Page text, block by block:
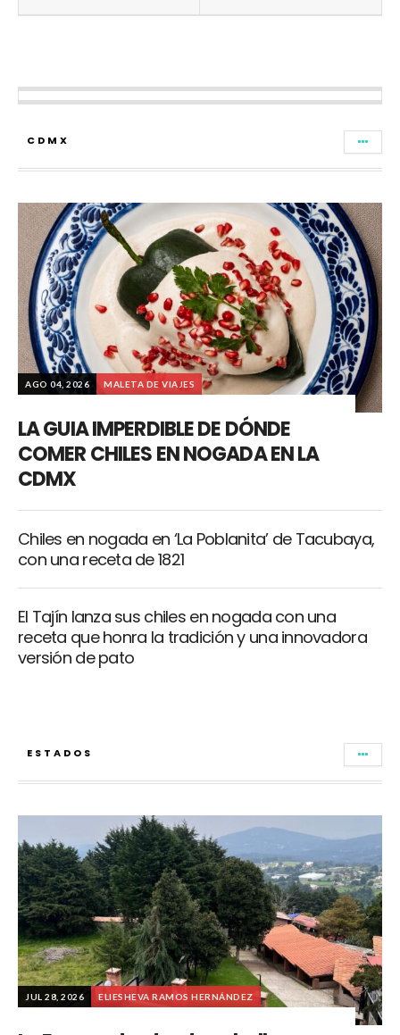
CDMX
AGO 04, 2026 MALETA DE VIAJES
LA GUIA IMPERDIBLE DE DÓNDE
COMER CHILES EN NOGADA EN LA
CDMX
Chiles en nogada en ‘La Poblanita’ de Tacubaya,
con una receta de 1821
El Tajín lanza sus chiles en nogada con una
receta que honra la tradición y una innovadora
versión de pato
ESTADOS
JUL 28, 2026 ELIESHEVA RAMOS HERNÁNDEZ